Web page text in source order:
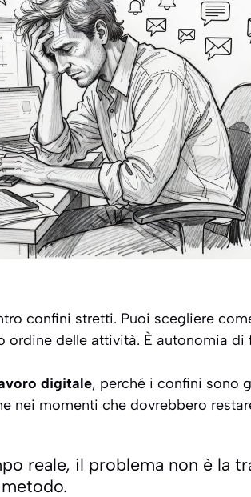
confini stretti. Puoi scegliere
delle attività. È autonomia di
digitale, perché i confini sono
nei momenti che dovrebbero
reale, il problema non è la